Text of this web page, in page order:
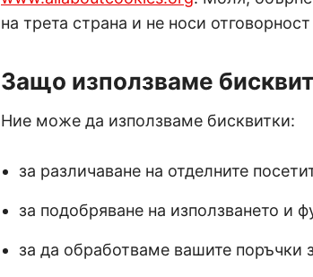
на трета страна и не носи отговорност
Защо използваме
Ние може да използваме бисквитки:
за различаване на отделните
за подобряване на използването и
за да обработваме вашите поръчки